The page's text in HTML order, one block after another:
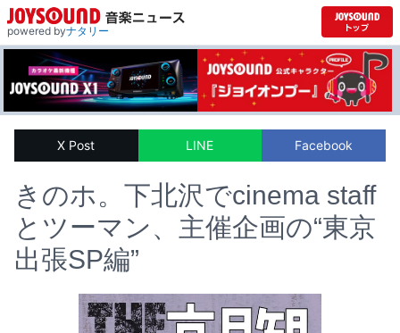
powered byナタリー
X Post LINE Facebook
きのホ。下北沢でcinema staff
とツーマン、主催企画の“東京
出張SP編”